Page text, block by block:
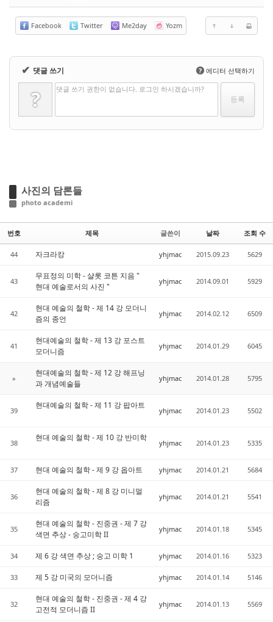
Facebook Twitter Me2day Yozm
✔ 댓글 쓰기 ? 에디터 선택하기
? 댓글 쓰기 권한이 없습니다. 로그인 하시겠습니까?
사진의 담론들
photo academi
번호 제목 글쓴이 날짜 조회 수
44 자크라캉 yhjmac 2015.09.23 5629
43
무표정의 미학 - 샬롯 코튼 지음 "
현대 예술로서의 사진 "
yhjmac 2014.09.01 5929
42
현대 예술의 철학 - 제 14 강 모더니
즘의 종언
yhjmac 2014.02.12 6509
41
현대예술의 철학 - 제 13 강 포스트
모더니즘
yhjmac 2014.01.29 6045
»
현대예술의 철학 - 제 12 강 해프닝
과 개념예술들
yhjmac 2014.01.28 5795
39
현대예술의 철학 - 제 11 강 팝아트
yhjmac 2014.01.23 5502
38
현대 예술의 철학 - 제 10 강 반미학
yhjmac 2014.01.23 5335
37 현대 예술의 철학 - 제 9 강 옵아트 yhjmac 2014.01.21 5684
36
현대 예술의 철학 - 제 8 강 미니멀
리즘
yhjmac 2014.01.21 5541
35
현대 예술의 철학 - 진중권 - 제 7 강
색면 추상 - 숭고미학 II
yhjmac 2014.01.18 5345
34 제 6 강 색면 추상 ; 숭고 미학 1 yhjmac 2014.01.16 5323
33 제 5 강 미국의 모더니즘 yhjmac 2014.01.14 5146
32
현대 예술의 철학 - 진중권 - 제 4 강
고전적 모더니즘 II
yhjmac 2014.01.13 5569